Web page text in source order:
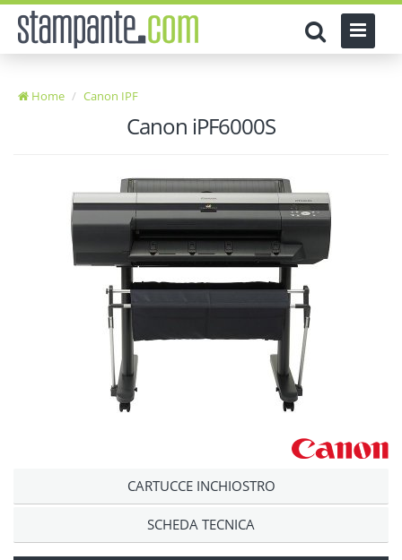
Home Canon IPF
Canon iPF6000S
CARTUCCE INCHIOSTRO
SCHEDA TECNICA